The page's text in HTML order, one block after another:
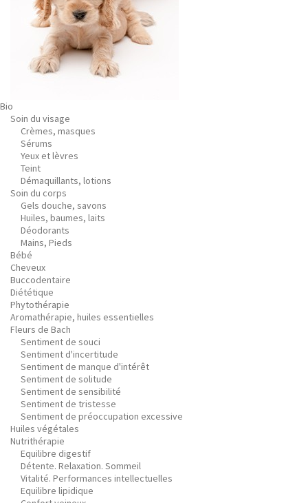
Bio
Soin du visage
Crèmes, masques
Sérums
Yeux et lèvres
Teint
Démaquillants, lotions
Soin du corps
Gels douche, savons
Huiles, baumes, laits
Déodorants
Mains, Pieds
Bébé
Cheveux
Buccodentaire
Diététique
Phytothérapie
Aromathérapie, huiles essentielles
Fleurs de Bach
Sentiment de souci
Sentiment d'incertitude
Sentiment de manque d'intérêt
Sentiment de solitude
Sentiment de sensibilité
Sentiment de tristesse
Sentiment de préoccupation excessive
Huiles végétales
Nutrithérapie
Equilibre digestif
Détente. Relaxation. Sommeil
Vitalité. Performances intellectuelles
Equilibre lipidique